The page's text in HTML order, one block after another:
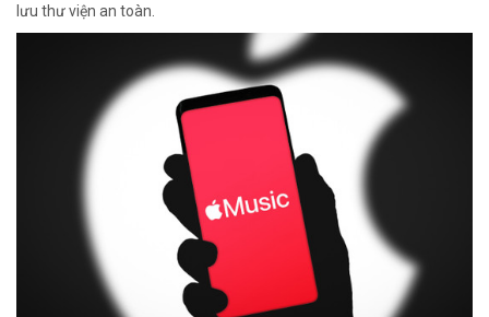
lưu thư viện an toàn.